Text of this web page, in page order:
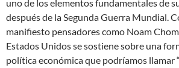
uno de los elementos fundamentales de
después de la Segunda Guerra Mundial.
manifiesto pensadores como Noam
Estados Unidos se sostiene sobre una
política económica que podríamos llamar